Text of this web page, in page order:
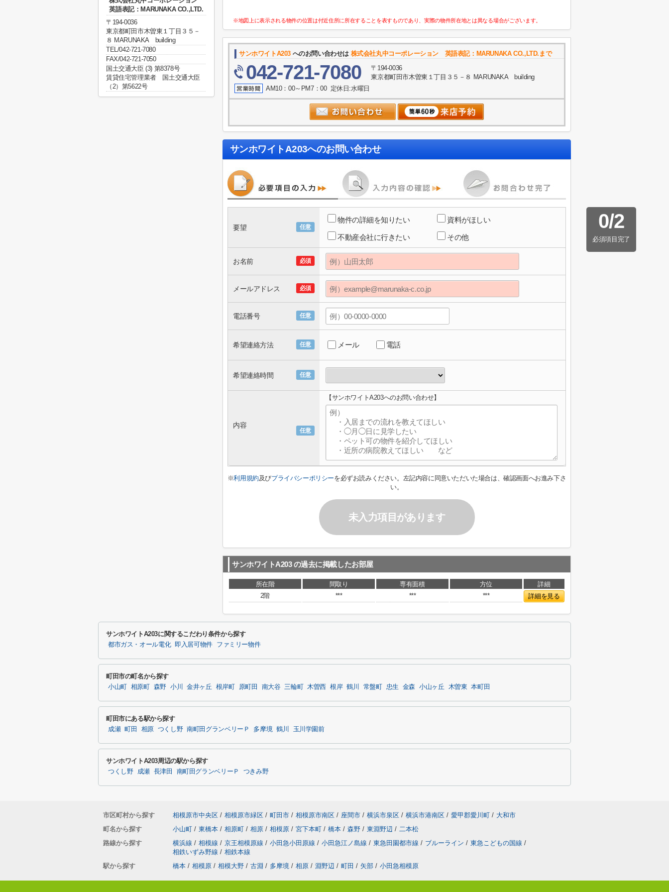
※地図上に表示される物件の位置は付近住所に所在することを表すものであり、実際の物件所在地とは異なる場合がございます。
サンホワイトA203 へのお問い合わせは 株式会社丸中コーポレーション 英語表記：MARUNAKA CO.,LTD.まで
042-721-7080
〒194-0036
東京都町田市木曽東１丁目３５－８ MARUNAKA building
AM10：00～PM7：00 定休日:水曜日
サンホワイトA203へのお問い合わせ
0/2
必須項目完了
任意
要望
物件の詳細を知りたい 資料がほしい
不動産会社に行きたい その他
必須
お名前
必須
メールアドレス
任意
電話番号
任意
希望連絡方法 メール 電話
任意
希望連絡時間
任意
内容
【サンホワイトA203へのお問い合わせ】
※利用規約及びプライバシーポリシーを必ずお読みください。左記内容に同意いただいた場合は、確認画面へお進み下さ
い。
未入力項目があります
サンホワイトA203 の過去に掲載したお部屋
所在階 間取り 専有面積 方位
詳細
2階
*** *** *** 詳細を見る
英語表記：MARUNAKA CO.,LTD.
〒194-0036
東京都町田市木曽東１丁目３５－
８ MARUNAKA building
TEL/042-721-7080
FAX/042-721-7050
国土交通大臣 (3) 第8378号
賃貸住宅管理業者 国土交通大臣
（2）第5622号
サンホワイトA203に関するこだわり条件から探す
都市ガス・オール電化 即入居可物件 ファミリー物件
町田市の町名から探す
小山町 相原町 森野 小川 金井ヶ丘 根岸町 原町田 南大谷 三輪町 木曽西 根岸 鶴川 常盤町 忠生 金森 小山ヶ丘 木曽東 本町田
町田市にある駅から探す
成瀬 町田 相原 つくし野 南町田グランベリーＰ 多摩境 鶴川 玉川学園前
サンホワイトA203周辺の駅から探す
つくし野 成瀬 長津田 南町田グランベリーＰ つきみ野
市区町村から探す 相模原市中央区 / 相模原市緑区 / 町田市 / 相模原市南区 / 座間市 / 横浜市泉区 / 横浜市港南区 / 愛甲郡愛川町 / 大和市
町名から探す
小山町 / 東橋本 / 相原町 / 相原 / 相模原 / 宮下本町 / 橋本 / 森野 / 東淵野辺 / 二本松
路線から探す
横浜線 / 相模線 / 京王相模原線 / 小田急小田原線 / 小田急江ノ島線 / 東急田園都市線 / ブルーライン / 東急こどもの国線 /
相鉄いずみ野線 / 相鉄本線
駅から探す
橋本 / 相模原 / 相模大野 / 古淵 / 多摩境 / 相原 / 淵野辺 / 町田 / 矢部 / 小田急相模原